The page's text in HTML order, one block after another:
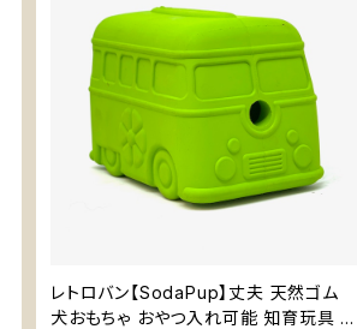
レトロバン【SodaPup】丈夫 天然ゴム
犬おもちゃ おやつ入れ可能 知育玩具 噛